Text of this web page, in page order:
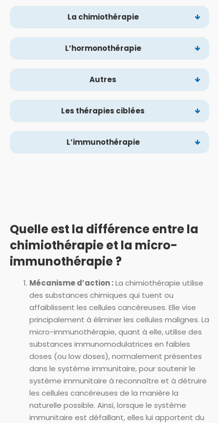
La chimiothérapie
L’hormonothérapie
Autres
Les thérapies ciblées
L’immunothérapie
Quelle est la différence entre la
chimiothérapie et la micro-
immunothérapie ?
Mécanisme d’action :La chimiothérapie utilise
des substances chimiques qui tuent ou
affaiblissent les cellules cancéreuses. Elle vise
principalement à éliminer les cellules malignes. La
micro-immunothérapie, quant à elle, utilise des
substances immunomodulatrices en faibles
doses (ou low doses), normalement présentes
dans le système immunitaire, pour soutenir le
système immunitaire à reconnaître et à détruire
les cellules cancéreuses de la manière la
naturelle possible. Ainsi, lorsque le système
immunitaire est défaillant, elles lui apportent du